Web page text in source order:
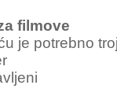
filmove
je potrebno